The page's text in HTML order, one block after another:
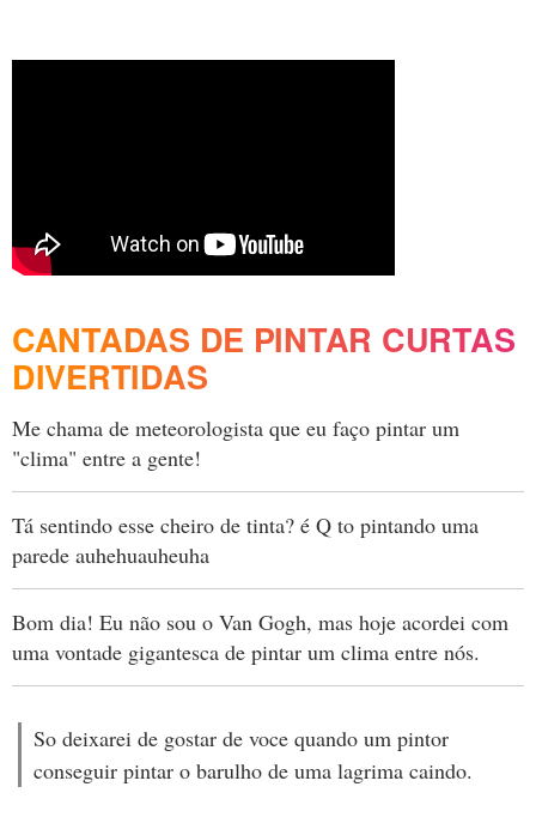
CANTADAS DE PINTAR CURTAS
DIVERTIDAS
Me chama de meteorologista que eu faço pintar um
"clima" entre a gente!
Tá sentindo esse cheiro de tinta? é Q to pintando uma
parede auhehuauheuha
Bom dia! Eu não sou o Van Gogh, mas hoje acordei com
uma vontade gigantesca de pintar um clima entre nós.
So deixarei de gostar de voce quando um pintor
conseguir pintar o barulho de uma lagrima caindo.